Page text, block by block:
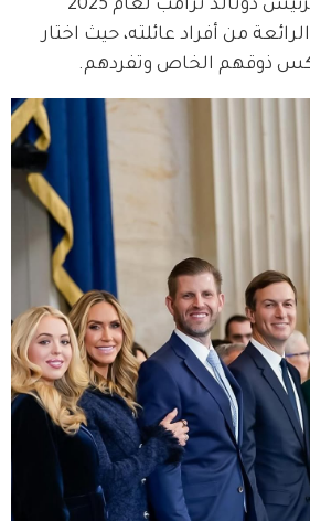
من أفراد عائلته، حيث اختار
ذوقهم الخاص وتفردهم.